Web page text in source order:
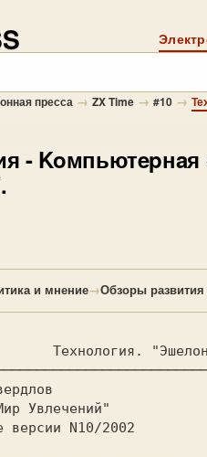
пресса → ZX Time → #10 →
- Koмпьютepнaя
и мнение→Обзоры развития
Увлечений"
версии N10/2002